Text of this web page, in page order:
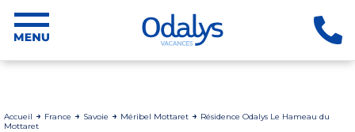
Accueil France Savoie Méribel Mottaret
Résidence Odalys Le Hameau du
Mottaret